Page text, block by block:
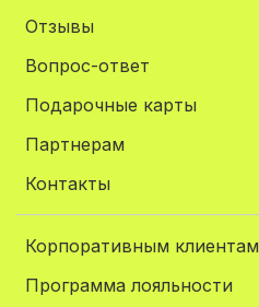
Отзывы
Вопрос-ответ
Подарочные карты
Партнерам
Контакты
Корпоративным клиентам
Программа лояльности